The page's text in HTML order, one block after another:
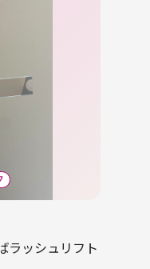
ラッシュリフト